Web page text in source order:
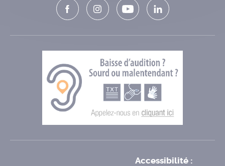
Accessibilité :